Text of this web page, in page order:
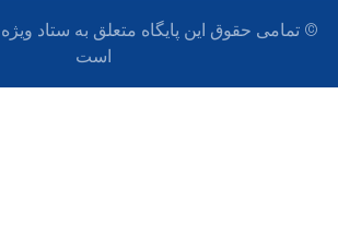
حقوق این پایگاه متعلق به ستاد ویژه توسعه